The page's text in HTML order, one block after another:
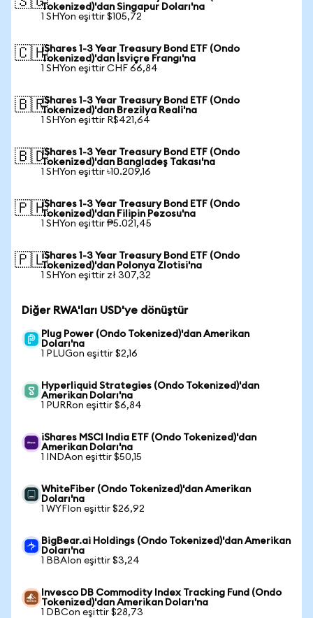
Tokenized)'dan Singapur Doları'na
1 SHYon eşittir $105,72
🇨🇭iShares 1-3 Year Treasury Bond ETF (Ondo
Tokenized)'dan İsviçre Frangı'na
1 SHYon eşittir CHF 66,84
🇧🇷iShares 1-3 Year Treasury Bond ETF (Ondo
Tokenized)'dan Brezilya Reali'na
1 SHYon eşittir R$421,64
🇧🇩iShares 1-3 Year Treasury Bond ETF (Ondo
Tokenized)'dan Bangladeş Takası'na
1 SHYon eşittir ৳10.209,16
🇵🇭iShares 1-3 Year Treasury Bond ETF (Ondo
Tokenized)'dan Filipin Pezosu'na
1 SHYon eşittir ₱5.021,45
🇵🇱iShares 1-3 Year Treasury Bond ETF (Ondo
Tokenized)'dan Polonya Zlotisi'na
1 SHYon eşittir zł 307,32
Diğer RWA'ları USD'ye dönüştür
Plug Power (Ondo Tokenized)'dan Amerikan
Doları'na
1 PLUGon eşittir $2,16
Hyperliquid Strategies (Ondo Tokenized)'dan
Amerikan Doları'na
1 PURRon eşittir $6,84
iShares MSCI India ETF (Ondo Tokenized)'dan
Amerikan Doları'na
1 INDAon eşittir $50,15
WhiteFiber (Ondo Tokenized)'dan Amerikan
Doları'na
1 WYFIon eşittir $26,92
BigBear.ai Holdings (Ondo Tokenized)'dan Amerikan
Doları'na
1 BBAIon eşittir $3,24
Invesco DB Commodity Index Tracking Fund (Ondo
Tokenized)'dan Amerikan Doları'na
1 DBCon eşittir $28,73